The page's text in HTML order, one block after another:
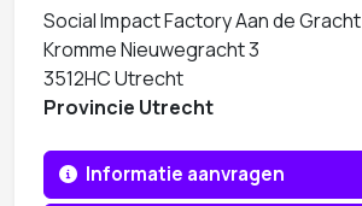
Social Impact Factory Aan de Gracht
Kromme Nieuwegracht 3
3512HC Utrecht
Provincie Utrecht
Informatie aanvragen